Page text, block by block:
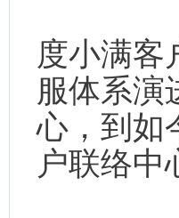
度小满客
服体系演
心，到如
户联络中